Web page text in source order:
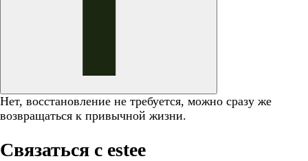
Нет, восстановление не требуется, можно сразу же
возвращаться к привычной жизни.
Связаться с estee